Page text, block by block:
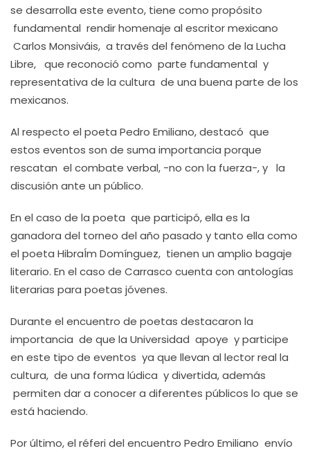
se desarrolla este evento, tiene como propósito
fundamental rendir homenaje al escritor mexicano
Carlos Monsiváis, a través del fenómeno de la Lucha
Libre, que reconoció como parte fundamental y
representativa de la cultura de una buena parte de los
mexicanos.
Al respecto el poeta Pedro Emiliano, destacó que
estos eventos son de suma importancia porque
rescatan el combate verbal, -no con la fuerza-, y la
discusión ante un público.
En el caso de la poeta que participó, ella es la
ganadora del torneo del año pasado y tanto ella como
el poeta HibraÍm Domínguez, tienen un amplio bagaje
literario. En el caso de Carrasco cuenta con antologías
literarias para poetas jóvenes.
Durante el encuentro de poetas destacaron la
importancia de que la Universidad apoye y participe
en este tipo de eventos ya que llevan al lector real la
cultura, de una forma lúdica y divertida, además
permiten dar a conocer a diferentes públicos lo que se
está haciendo.
Por último, el réferi del encuentro Pedro Emiliano envío